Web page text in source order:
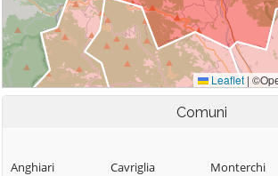
Comuni
Anghiari
Cavriglia
Monterchi